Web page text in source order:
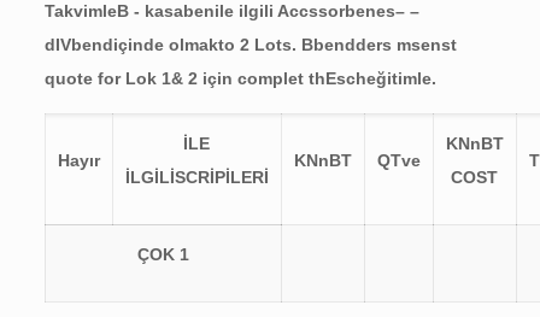
TakvimleB - kasabenile ilgili Accssorbenes– –
dIVbendiçinde olmakto 2 Lots. Bbendders msenst
quote for Lok 1& 2 için complet thEscheğitimle.
Hayır
İLE
İLGİLİSCRİPİLERİ
KNnBT QTve
KNnBT
COST
ÇOK 1